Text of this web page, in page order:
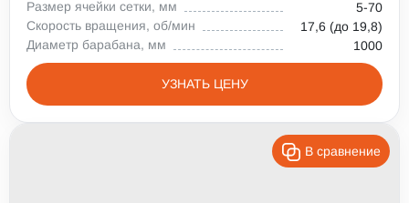
Размер ячейки сетки, мм
5-70
Скорость вращения, об/мин
17,6 (до 19,8)
Диаметр барабана, мм
1000
УЗНАТЬ ЦЕНУ
В сравнение